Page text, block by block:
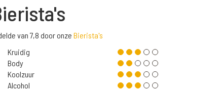
van 7,8 door onze Bierista's
Kruidig
Body
Koolzuur
Alcohol